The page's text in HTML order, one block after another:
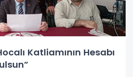
Katliamının Hesabı